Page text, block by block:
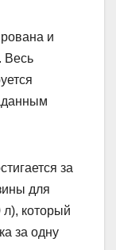
и
Весь
за
для
который
за одну